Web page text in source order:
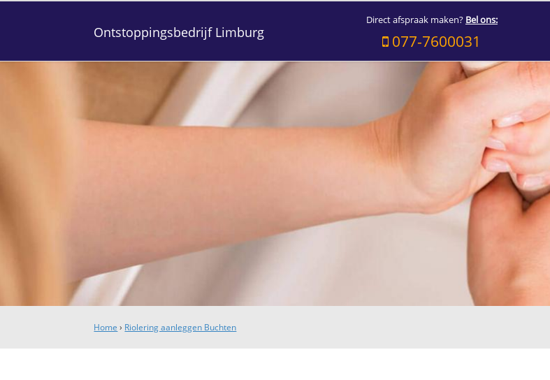
Ontstoppingsbedrijf Limburg
Direct afspraak maken? Bel ons:
077-7600031
Home › Riolering aanleggen Buchten